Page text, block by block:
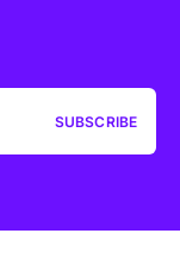
SUBSCRIBE